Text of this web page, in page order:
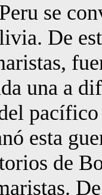
se
De
una a
esta
de